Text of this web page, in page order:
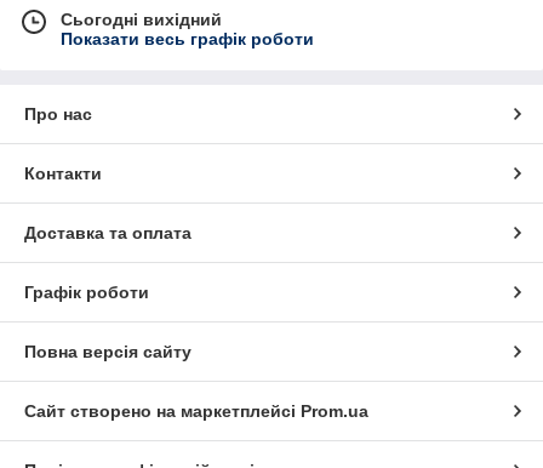
Сьогодні вихідний
Показати весь графік роботи
Про нас
Контакти
Доставка та оплата
Графік роботи
Повна версія сайту
Сайт створено на маркетплейсі Prom.ua